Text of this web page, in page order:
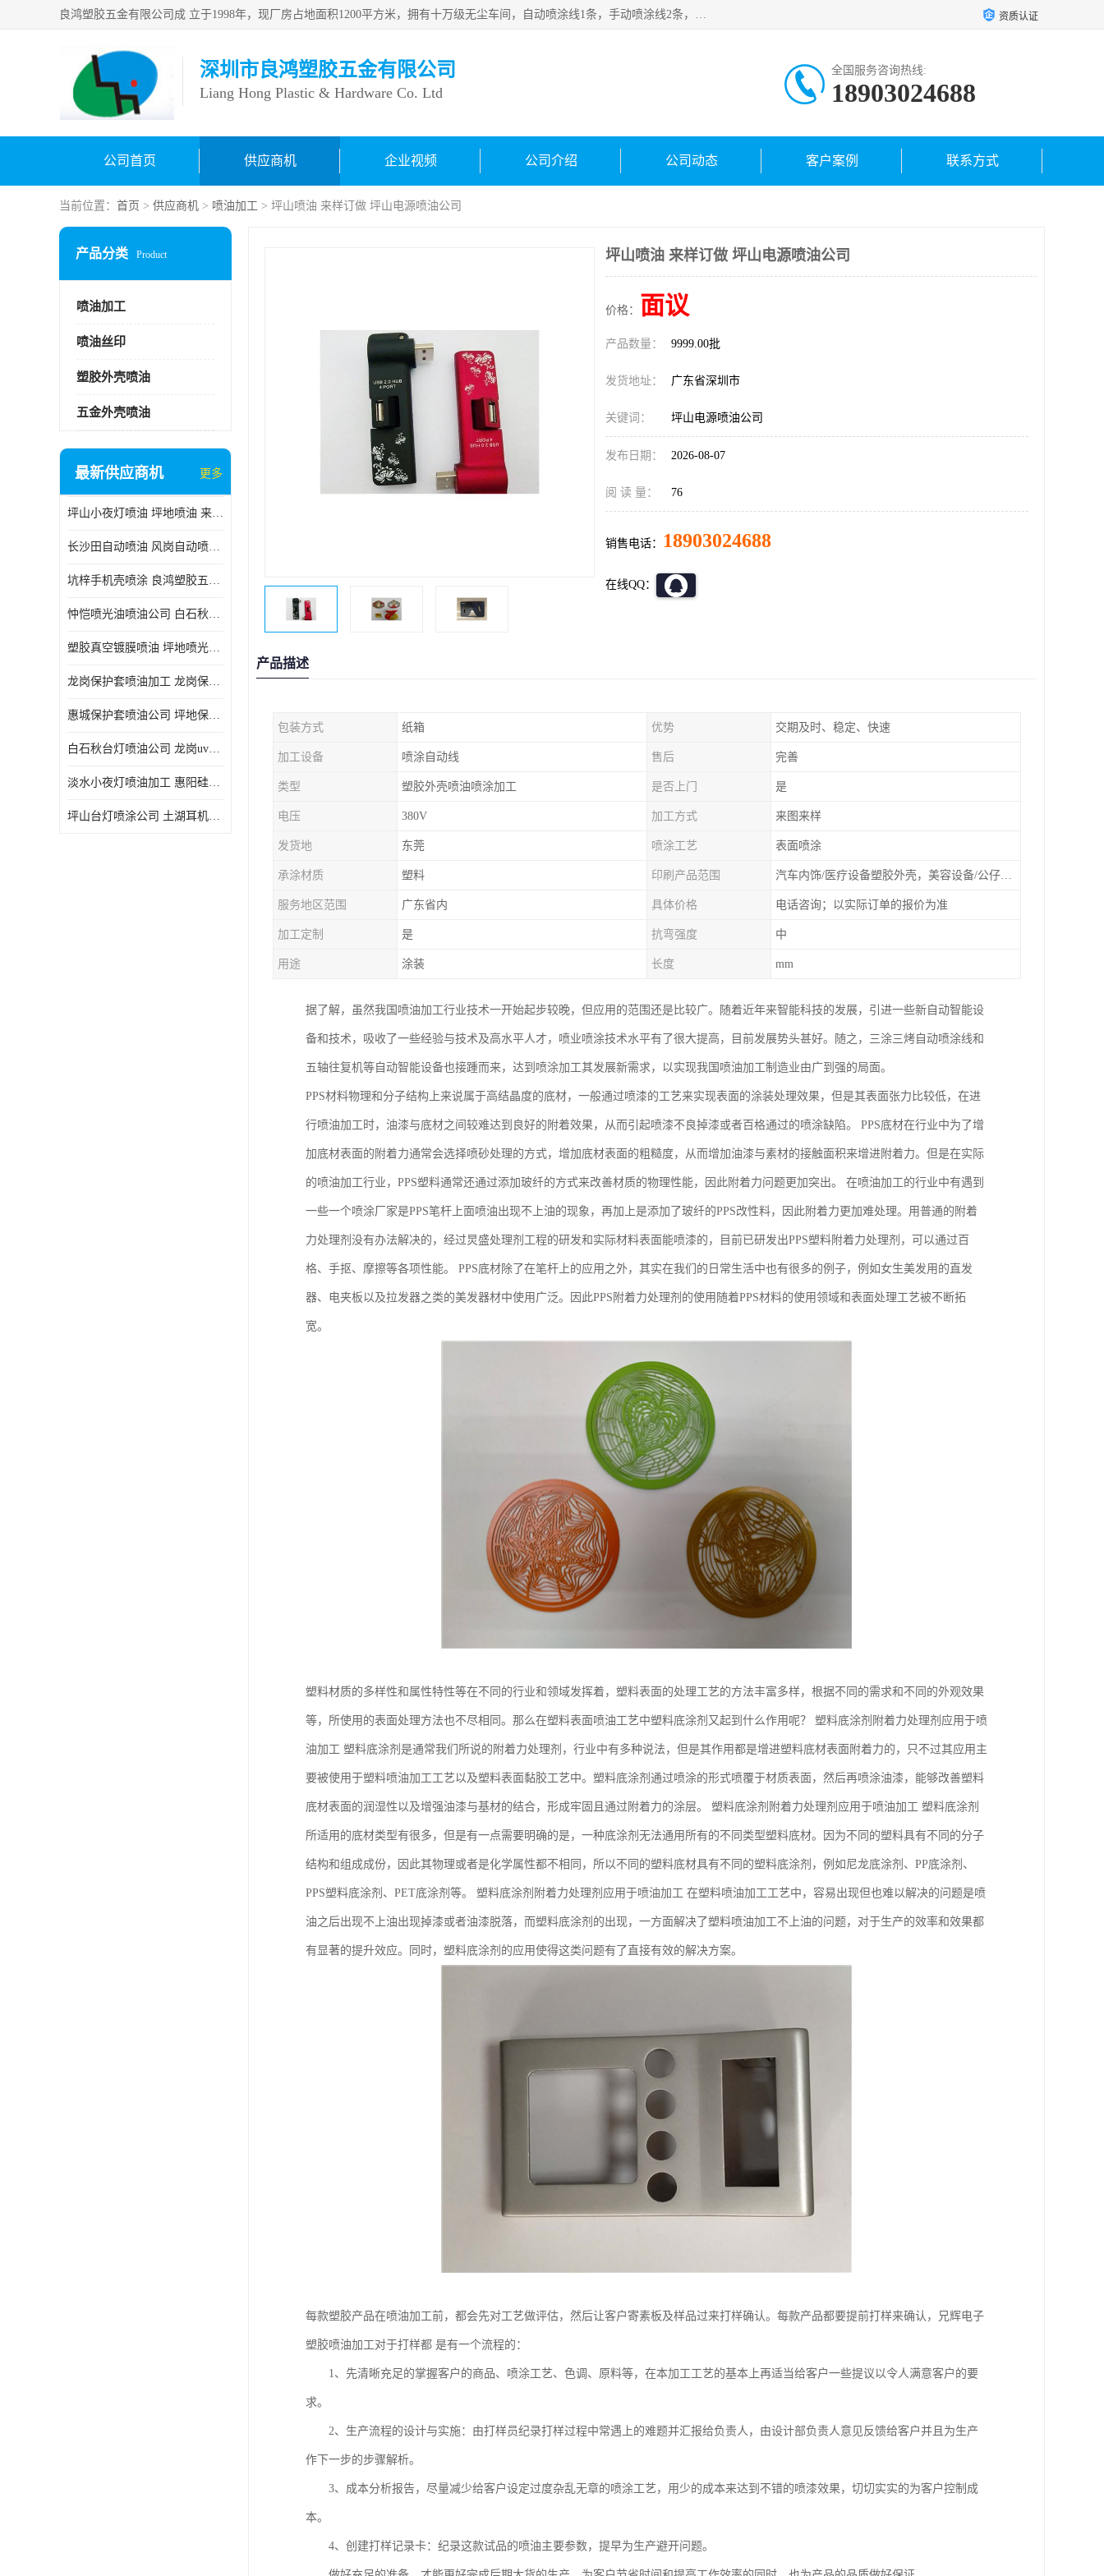
良鸿塑胶五金有限公司成 立于1998年，现厂房占地面积1200平方米，拥有十万级无尘车间，自动喷涂线1条，手动喷涂线2条，丝印移印滚印烫印拉线1条，本公司自建厂以来一直 以“顾客、品质、服务三个第一”为原则，从来货到处理、喷漆、烘烤、品检、包装等每一道工序都严格把持质量关，竭诚为广大朋友、客户服务。现如今已深得广 大客户信赖。 资质认证
深圳市良鸿塑胶五金有限公司
Liang Hong Plastic & Hardware Co. Ltd
全国服务咨询热线:
18903024688
公司首页 供应商机 企业视频 公司介绍 公司动态 客户案例 联系方式
当前位置： 首页 > 供应商机 > 喷油加工 > 坪山喷油 来样订做 坪山电源喷油公司
产品分类 Product
喷油加工
喷油丝印
塑胶外壳喷油
五金外壳喷油
最新供应商机 更多
坪山小夜灯喷油 坪地喷油 来样订做
长沙田自动喷油 风岗自动喷涂 良鸿塑胶五金
坑梓手机壳喷涂 良鸿塑胶五金 坪地小夜灯喷涂公司
忡恺喷光油喷油公司 白石秋蓝牙喷涂
塑胶真空镀膜喷油 坪地喷光油喷油
龙岗保护套喷油加工 龙岗保护套喷油
惠城保护套喷油公司 坪地保护套喷油 良鸿塑胶五金
白石秋台灯喷油公司 龙岗uv喷油 良鸿塑胶五金
淡水小夜灯喷油加工 惠阳硅胶喷油 良鸿塑胶五金
坪山台灯喷涂公司 土湖耳机喷涂 加工定制
坪山喷油 来样订做 坪山电源喷油公司
价格： 面议
产品数量： 9999.00批
发货地址： 广东省深圳市
关键词： 坪山电源喷油公司
发布日期： 2026-08-07
阅 读 量： 76
销售电话： 18903024688
在线QQ：
产品描述
包装方式 纸箱 优势 交期及时、稳定、快速
加工设备 喷涂自动线 售后 完善
类型 塑胶外壳喷油喷涂加工 是否上门 是
电压 380V 加工方式 来图来样
发货地 东莞 喷涂工艺 表面喷涂
承涂材质 塑料 印刷产品范围 汽车内饰/医疗设备塑胶外壳，美容设备/公仔动漫
服务地区范围 广东省内 具体价格 电话咨询；以实际订单的报价为准
加工定制 是 抗弯强度 中
用途 涂装 长度 mm
据了解，虽然我国喷油加工行业技术一开始起步较晚，但应用的范围还是比较广。随着近年来智能科技的发展，引进一些新自动智能设
备和技术，吸收了一些经验与技术及高水平人才，喷业喷涂技术水平有了很大提高，目前发展势头甚好。随之，三涂三烤自动喷涂线和
五轴往复机等自动智能设备也接踵而来，达到喷涂加工其发展新需求，以实现我国喷油加工制造业由广到强的局面。
PPS材料物理和分子结构上来说属于高结晶度的底材，一般通过喷漆的工艺来实现表面的涂装处理效果，但是其表面张力比较低，在进
行喷油加工时，油漆与底材之间较难达到良好的附着效果，从而引起喷漆不良掉漆或者百格通过的喷涂缺陷。 PPS底材在行业中为了增
加底材表面的附着力通常会选择喷砂处理的方式，增加底材表面的粗糙度，从而增加油漆与素材的接触面积来增进附着力。但是在实际
的喷油加工行业，PPS塑料通常还通过添加玻纤的方式来改善材质的物理性能，因此附着力问题更加突出。 在喷油加工的行业中有遇到
一些一个喷涂厂家是PPS笔杆上面喷油出现不上油的现象，再加上是添加了玻纤的PPS改性料，因此附着力更加难处理。用普通的附着
力处理剂没有办法解决的，经过炅盛处理剂工程的研发和实际材料表面能喷漆的，目前已研发出PPS塑料附着力处理剂，可以通过百
格、手抠、摩擦等各项性能。 PPS底材除了在笔杆上的应用之外，其实在我们的日常生活中也有很多的例子，例如女生美发用的直发
器、电夹板以及拉发器之类的美发器材中使用广泛。因此PPS附着力处理剂的使用随着PPS材料的使用领域和表面处理工艺被不断拓
宽。
塑料材质的多样性和属性特性等在不同的行业和领域发挥着，塑料表面的处理工艺的方法丰富多样，根据不同的需求和不同的外观效果
等，所使用的表面处理方法也不尽相同。那么在塑料表面喷油工艺中塑料底涂剂又起到什么作用呢？ 塑料底涂剂附着力处理剂应用于喷
油加工 塑料底涂剂是通常我们所说的附着力处理剂，行业中有多种说法，但是其作用都是增进塑料底材表面附着力的，只不过其应用主
要被使用于塑料喷油加工工艺以及塑料表面黏胶工艺中。塑料底涂剂通过喷涂的形式喷覆于材质表面，然后再喷涂油漆，能够改善塑料
底材表面的润湿性以及增强油漆与基材的结合，形成牢固且通过附着力的涂层。 塑料底涂剂附着力处理剂应用于喷油加工 塑料底涂剂
所适用的底材类型有很多，但是有一点需要明确的是，一种底涂剂无法通用所有的不同类型塑料底材。因为不同的塑料具有不同的分子
结构和组成成份，因此其物理或者是化学属性都不相同，所以不同的塑料底材具有不同的塑料底涂剂，例如尼龙底涂剂、PP底涂剂、
PPS塑料底涂剂、PET底涂剂等。 塑料底涂剂附着力处理剂应用于喷油加工 在塑料喷油加工工艺中，容易出现但也难以解决的问题是喷
油之后出现不上油出现掉漆或者油漆脱落，而塑料底涂剂的出现，一方面解决了塑料喷油加工不上油的问题，对于生产的效率和效果都
有显著的提升效应。同时，塑料底涂剂的应用使得这类问题有了直接有效的解决方案。
每款塑胶产品在喷油加工前，都会先对工艺做评估，然后让客户寄素板及样品过来打样确认。每款产品都要提前打样来确认，兄辉电子
塑胶喷油加工对于打样都 是有一个流程的：
1、先清晰充足的掌握客户的商品、喷涂工艺、色调、原料等，在本加工工艺的基本上再适当给客户一些提议以令人满意客户的要
求。
2、生产流程的设计与实施：由打样员纪录打样过程中常遇上的难题并汇报给负责人，由设计部负责人意见反馈给客户并且为生产
作下一步的步骤解析。
3、成本分析报告，尽量减少给客户设定过度杂乱无章的喷涂工艺，用少的成本来达到不错的喷漆效果，切切实实的为客户控制成
本。
4、创建打样记录卡：纪录这款试品的喷油主要参数，提早为生产避开问题。